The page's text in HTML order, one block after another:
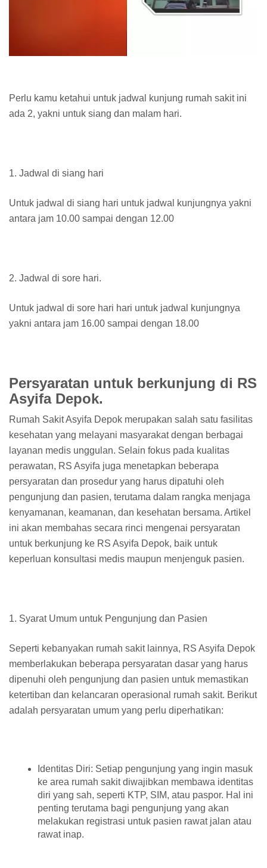
Perlu kamu ketahui untuk jadwal kunjung rumah sakit ini
ada 2, yakni untuk siang dan malam hari.
1. Jadwal di siang hari
Untuk jadwal di siang hari untuk jadwal kunjungnya yakni
antara jam 10.00 sampai dengan 12.00
2. Jadwal di sore hari.
Untuk jadwal di sore hari hari untuk jadwal kunjungnya
yakni antara jam 16.00 sampai dengan 18.00
Persyaratan untuk berkunjung di RS
Asyifa Depok.
Rumah Sakit Asyifa Depok merupakan salah satu fasilitas
kesehatan yang melayani masyarakat dengan berbagai
layanan medis unggulan. Selain fokus pada kualitas
perawatan, RS Asyifa juga menetapkan beberapa
persyaratan dan prosedur yang harus dipatuhi oleh
pengunjung dan pasien, terutama dalam rangka menjaga
kenyamanan, keamanan, dan kesehatan bersama. Artikel
ini akan membahas secara rinci mengenai persyaratan
untuk berkunjung ke RS Asyifa Depok, baik untuk
keperluan konsultasi medis maupun menjenguk pasien.
1. Syarat Umum untuk Pengunjung dan Pasien
Seperti kebanyakan rumah sakit lainnya, RS Asyifa Depok
memberlakukan beberapa persyaratan dasar yang harus
dipenuhi oleh pengunjung dan pasien untuk memastikan
ketertiban dan kelancaran operasional rumah sakit. Berikut
adalah persyaratan umum yang perlu diperhatikan:
Identitas Diri: Setiap pengunjung yang ingin masuk
ke area rumah sakit diwajibkan membawa identitas
diri yang sah, seperti KTP, SIM, atau paspor. Hal ini
penting terutama bagi pengunjung yang akan
melakukan registrasi untuk pasien rawat jalan atau
rawat inap.